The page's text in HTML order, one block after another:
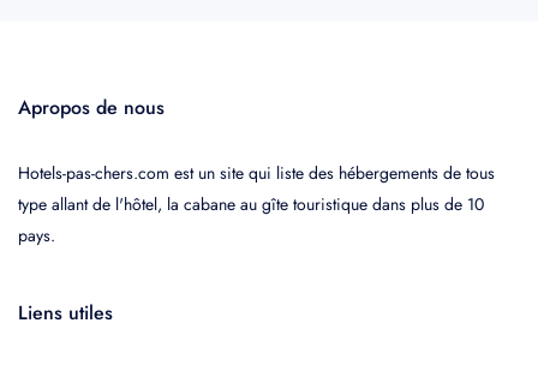
Apropos de nous
Hotels-pas-chers.com est un site qui liste des hébergements de tous
type allant de l'hôtel, la cabane au gîte touristique dans plus de 10
pays.
Liens utiles